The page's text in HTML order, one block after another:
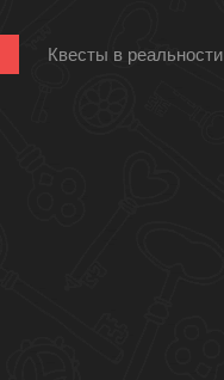
Квесты в реальности